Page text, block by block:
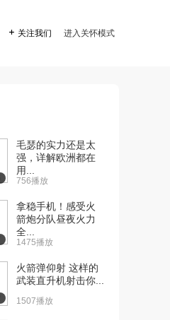
 关注我们 进入关怀模式
毛瑟的实力还是太
强，详解欧洲都在
用...
756播放
拿稳手机！感受火
箭炮分队昼夜火力
全...
1475播放
火箭弹仰射 这样的
武装直升机射击你...
1507播放